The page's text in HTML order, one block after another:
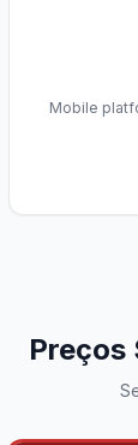
Mobile
Preços